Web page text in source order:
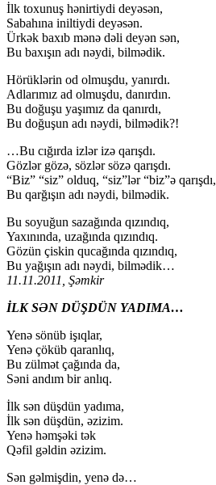
İlk toxunuş hənirtiydi deyəsən,
Sabahına iniltiydi deyəsən.
Ürkək baxıb mənə dəli deyən sən,
Bu baxışın adı nəydi, bilmədik.
Hörüklərin od olmuşdu, yanırdı.
Adlarımız ad olmuşdu, danırdın.
Bu doğuşu yaşımız da qanırdı,
Bu doğuşun adı nəydi, bilmədik?!
…Bu cığırda izlər izə qarışdı.
Gözlər gözə, sözlər sözə qarışdı.
“Biz” “siz” olduq, “siz”lər “biz”ə qarışdı,
Bu qarğışın adı nəydi, bilmədik.
Bu soyuğun sazağında qızındıq,
Yaxınında, uzağında qızındıq.
Gözün çiskin qucağında qızındıq,
Bu yağışın adı nəydi, bilmədik…
11.11.2011, Şəmkir
İLK SƏN DÜŞDÜN YADIMA…
Yenə sönüb işıqlar,
Yenə çöküb qaranlıq,
Bu zülmət çağında da,
Səni andım bir anlıq.
İlk sən düşdün yadıma,
İlk sən düşdün, əzizim.
Yenə həmşəki tək
Qəfil gəldin əzizim.
Sən gəlmişdin, yenə də…